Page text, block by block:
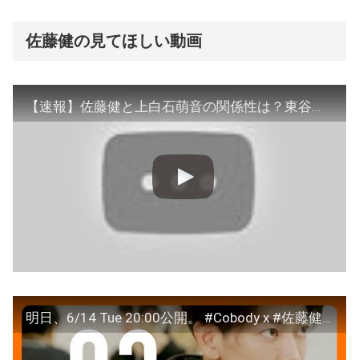
佐藤健の見てほしい動画
【速報】佐藤健と上白石萌音の関係性は？東谷義和が暴露を決意した理由は？佐藤健の匂わせ疑惑から暴露される？佐藤健の女性関係暴露に元カノ危機？
明日、6/14 Tue 20:00公開。 #Cobody x #佐藤健【03】